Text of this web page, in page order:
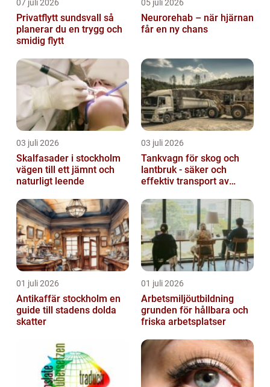
07 juli 2026
Privatflytt sundsvall så
planerar du en trygg och
smidig flytt
05 juli 2026
Neurorehab – när hjärnan
får en ny chans
03 juli 2026
Skalfasader i stockholm
vägen till ett jämnt och
naturligt leende
03 juli 2026
Tankvagn för skog och
lantbruk - säker och
effektiv transport av
01 juli 2026
Antikaffär stockholm en
guide till stadens dolda
skatter
01 juli 2026
Arbetsmiljöutbildning
grunden för hållbara och
friska arbetsplatser